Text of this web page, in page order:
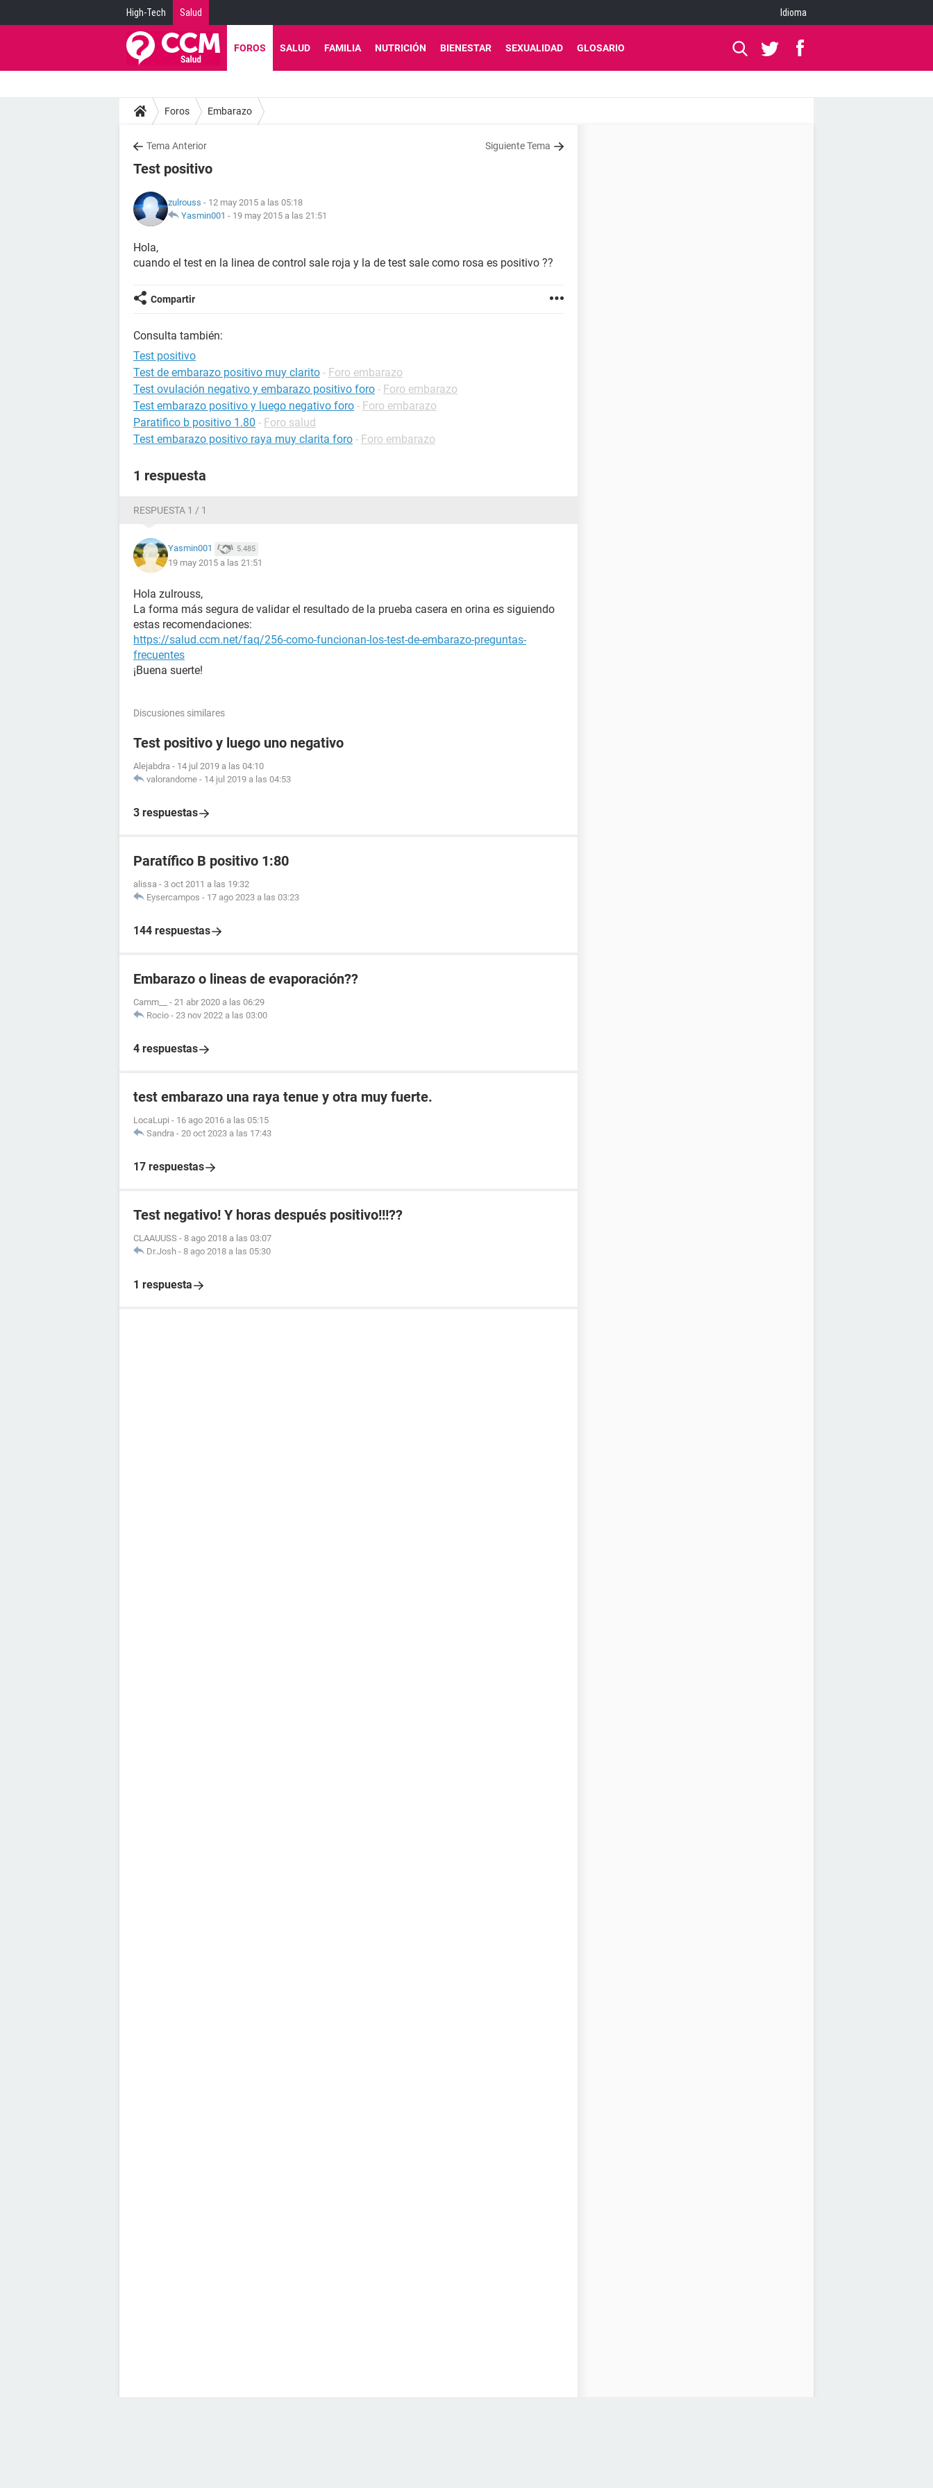
High-Tech Salud Idioma
FOROS SALUD FAMILIA NUTRICIÓN BIENESTAR SEXUALIDAD GLOSARIO
Foros Embarazo
Tema Anterior Siguiente Tema
Test positivo
zulrouss - 12 may 2015 a las 05:18
Yasmin001 - 19 may 2015 a las 21:51
Hola,
cuando el test en la linea de control sale roja y la de test sale como rosa es positivo ??
Compartir
Consulta también:
Test positivo
Test de embarazo positivo muy clarito - Foro embarazo
Test ovulación negativo y embarazo positivo foro - Foro embarazo
Test embarazo positivo y luego negativo foro - Foro embarazo
Paratifico b positivo 1.80 - Foro salud
Test embarazo positivo raya muy clarita foro - Foro embarazo
1 respuesta
RESPUESTA 1 / 1
Yasmin001 5.485
19 may 2015 a las 21:51
Hola zulrouss,
La forma más segura de validar el resultado de la prueba casera en orina es siguiendo
estas recomendaciones:
https://salud.ccm.net/faq/256-como-funcionan-los-test-de-embarazo-preguntas-
frecuentes
¡Buena suerte!
Discusiones similares
Test positivo y luego uno negativo
Alejabdra - 14 jul 2019 a las 04:10
valorandome - 14 jul 2019 a las 04:53
3 respuestas
Paratífico B positivo 1:80
alissa - 3 oct 2011 a las 19:32
Eysercampos - 17 ago 2023 a las 03:23
144 respuestas
Embarazo o lineas de evaporación??
Camm__ - 21 abr 2020 a las 06:29
Rocio - 23 nov 2022 a las 03:00
4 respuestas
test embarazo una raya tenue y otra muy fuerte.
LocaLupi - 16 ago 2016 a las 05:15
Sandra - 20 oct 2023 a las 17:43
17 respuestas
Test negativo! Y horas después positivo!!!??
CLAAUUSS - 8 ago 2018 a las 03:07
Dr.Josh - 8 ago 2018 a las 05:30
1 respuesta